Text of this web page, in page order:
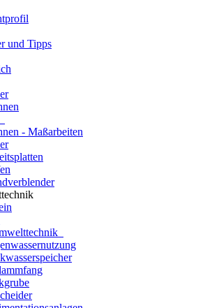
und Tipps
- Maßarbeiten